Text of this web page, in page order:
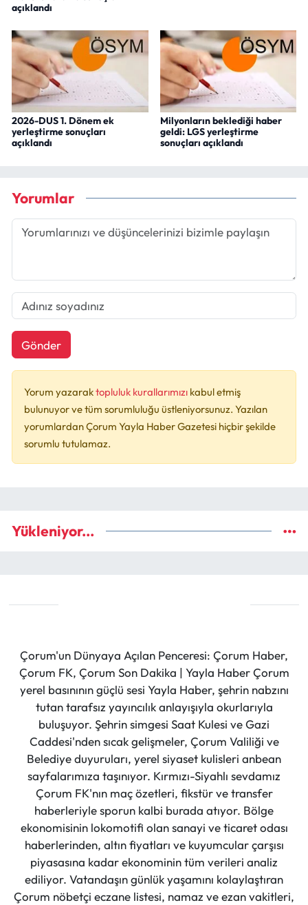
açıklandı
2026-DUS 1. Dönem ek
yerleştirme sonuçları
açıklandı
Milyonların beklediği haber
geldi: LGS yerleştirme
sonuçları açıklandı
Yorumlar
Gönder
Yorum yazaraktopluluk kurallarımızı kabul etmiş
bulunuyor ve tüm sorumluluğu üstleniyorsunuz. Yazılan
yorumlardan Çorum Yayla Haber Gazetesi hiçbir şekilde
sorumlu tutulamaz.
Yükleniyor...
Çorum'un Dünyaya Açılan Penceresi: Çorum Haber,
Çorum FK, Çorum Son Dakika | Yayla Haber Çorum
yerel basınının güçlü sesi Yayla Haber, şehrin nabzını
tutan tarafsız yayıncılık anlayışıyla okurlarıyla
buluşuyor. Şehrin simgesi Saat Kulesi ve Gazi
Caddesi'nden sıcak gelişmeler, Çorum Valiliği ve
Belediye duyuruları, yerel siyaset kulisleri anbean
sayfalarımıza taşınıyor. Kırmızı-Siyahlı sevdamız
Çorum FK'nın maç özetleri, fikstür ve transfer
haberleriyle sporun kalbi burada atıyor. Bölge
ekonomisinin lokomotifi olan sanayi ve ticaret odası
haberlerinden, altın fiyatları ve kuyumcular çarşısı
piyasasına kadar ekonominin tüm verileri analiz
ediliyor. Vatandaşın günlük yaşamını kolaylaştıran
Çorum nöbetçi eczane listesi, namaz ve ezan vakitleri,